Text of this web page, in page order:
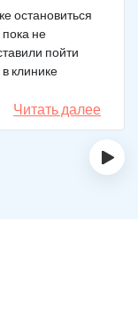
остановиться
пока не
пойти
клинике
Читать далее
›